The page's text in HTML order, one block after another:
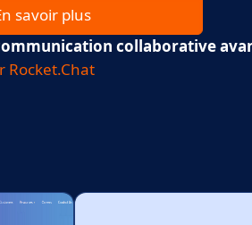
savoir plus
collaborative
Rocket.Chat